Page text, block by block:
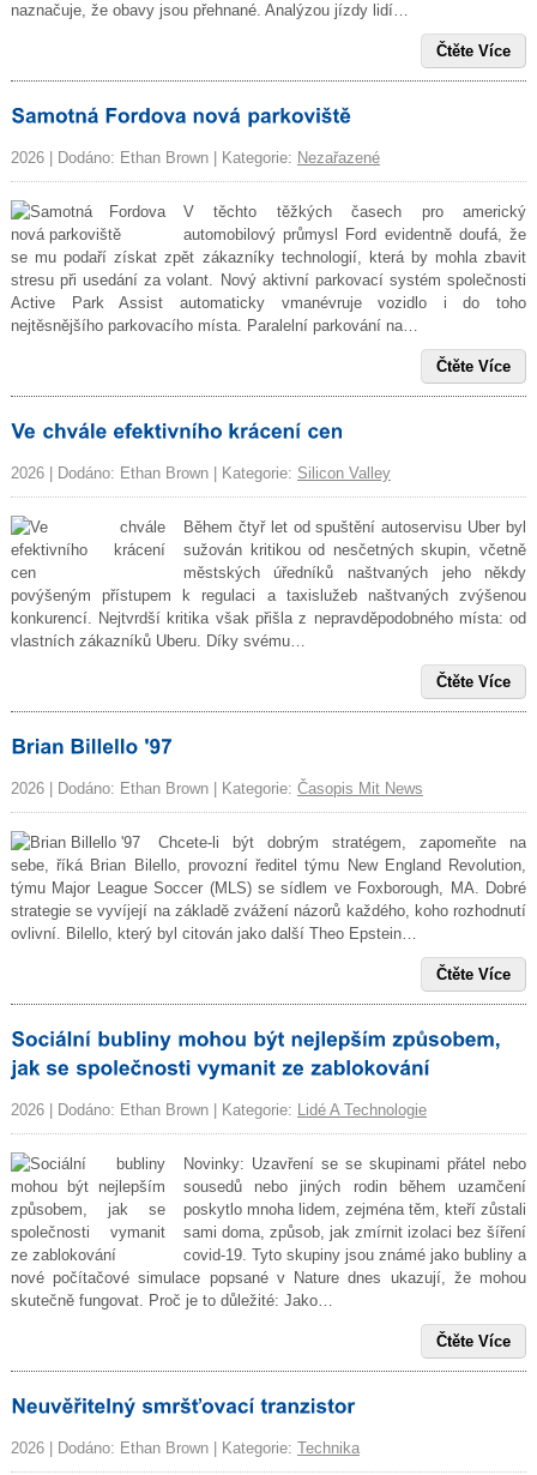
naznačuje, že obavy jsou přehnané. Analýzou jízdy lidí…
Čtěte Více
2026 | Dodáno: Ethan Brown | Kategorie: Nezařazené
V těchto těžkých časech pro americký
automobilový průmysl Ford evidentně doufá, že
se mu podaří získat zpět zákazníky technologií, která by mohla zbavit
stresu při usedání za volant. Nový aktivní parkovací systém společnosti
Active Park Assist automaticky vmanévruje vozidlo i do toho
nejtěsnějšího parkovacího místa. Paralelní parkování na…
Čtěte Více
2026 | Dodáno: Ethan Brown | Kategorie: Silicon Valley
Během čtyř let od spuštění autoservisu Uber byl
sužován kritikou od nesčetných skupin, včetně
městských úředníků naštvaných jeho někdy
povýšeným přístupem k regulaci a taxislužeb naštvaných zvýšenou
konkurencí. Nejtvrdší kritika však přišla z nepravděpodobného místa: od
vlastních zákazníků Uberu. Díky svému…
Čtěte Více
2026 | Dodáno: Ethan Brown | Kategorie: Časopis Mit News
Chcete-li být dobrým stratégem, zapomeňte na
sebe, říká Brian Bilello, provozní ředitel týmu New England Revolution,
týmu Major League Soccer (MLS) se sídlem ve Foxborough, MA. Dobré
strategie se vyvíjejí na základě zvážení názorů každého, koho rozhodnutí
ovlivní. Bilello, který byl citován jako další Theo Epstein…
Čtěte Více
2026 | Dodáno: Ethan Brown | Kategorie: Lidé A Technologie
Novinky: Uzavření se se skupinami přátel nebo
sousedů nebo jiných rodin během uzamčení
poskytlo mnoha lidem, zejména těm, kteří zůstali
sami doma, způsob, jak zmírnit izolaci bez šíření
covid-19. Tyto skupiny jsou známé jako bubliny a
nové počítačové simulace popsané v Nature dnes ukazují, že mohou
skutečně fungovat. Proč je to důležité: Jako…
Čtěte Více
2026 | Dodáno: Ethan Brown | Kategorie: Technika